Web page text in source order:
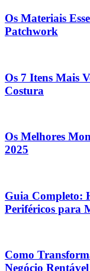
Os Materiais
Patchwork
Os 7 Itens Mais
Costura
Os Melhores
2025
Guia Completo:
Periféricos para
Como
Negócio Rentável